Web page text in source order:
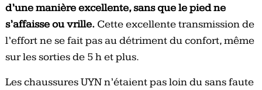
d’une manière excellente, sans que le pied ne
s’affaisse ou vrille.Cette excellente transmission de
l’effort ne se fait pas au détriment du confort, même
sur les sorties de 5 h et plus.
Les chaussures UYN n’étaient pas loin du sans faute